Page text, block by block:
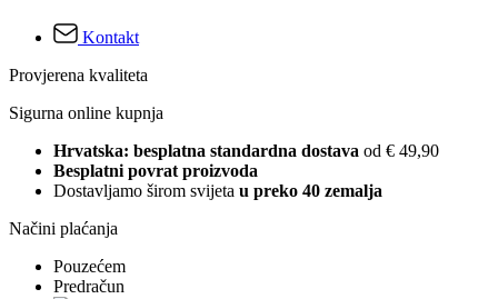
Kontakt
Provjerena kvaliteta
Sigurna online kupnja
Hrvatska: besplatna standardna dostava od € 49,90
Besplatni povrat proizvoda
Dostavljamo širom svijeta u preko 40 zemalja
Načini plaćanja
Pouzećem
Predračun